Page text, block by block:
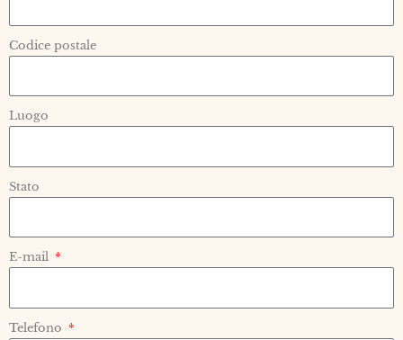
Codice postale
Luogo
Stato
E-mail
Telefono